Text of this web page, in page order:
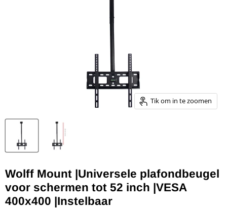
Tik om in te zoomen
Wolff Mount |Universele plafondbeugel
voor schermen tot 52 inch |VESA
400x400 |Instelbaar